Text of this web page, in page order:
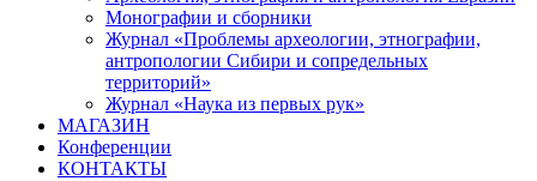
Монографии и сборники
Журнал «Проблемы археологии, этнографии,
антропологии Сибири и сопредельных
территорий»
Журнал «Наука из первых рук»
МАГАЗИН
Конференции
КОНТАКТЫ